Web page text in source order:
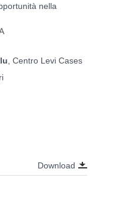
nella
, Centro Levi Cases
Download